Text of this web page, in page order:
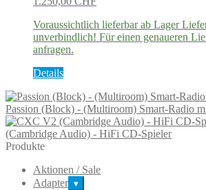
Voraussichtlich lieferbar ab Lager
unverbindlich! Für einen genaueren
anfragen.
Details
Passion (Block) - (Multiroom) Smart-Radio
(Cambridge Audio) - HiFi CD-Spieler
Produkte
Aktionen / Sale
Adapter ▾